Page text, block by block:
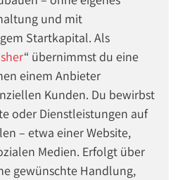
und mit
Startkapital. Als
übernimmst du eine
einem Anbieter
Kunden. Du bewirbst
oder Dienstleistungen auf
– etwa einer Website,
Medien. Erfolgt über
gewünschte Handlung,